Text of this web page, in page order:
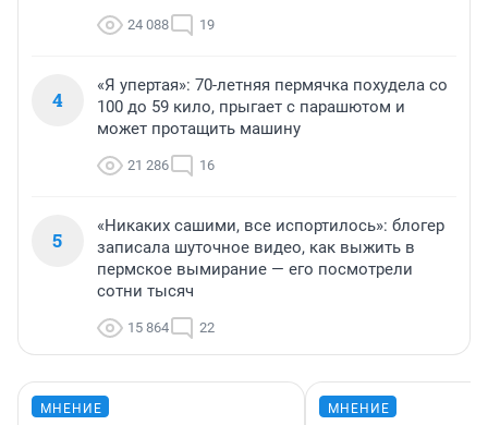
24 088 19
4
«Я упертая»: 70-летняя пермячка похудела со
100 до 59 кило, прыгает с парашютом и
может протащить машину
21 286 16
5
«Никаких сашими, все испортилось»: блогер
записала шуточное видео, как выжить в
пермское вымирание — его посмотрели
сотни тысяч
15 864 22
МНЕНИЕ МНЕНИЕ